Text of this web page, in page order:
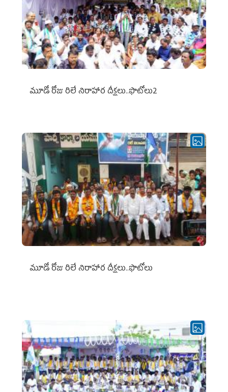
మూడో రోజు రిలే నిరాహార దీక్షలు..ఫొటోలు2
మూడో రోజు రిలే నిరాహార దీక్షలు..ఫొటోలు